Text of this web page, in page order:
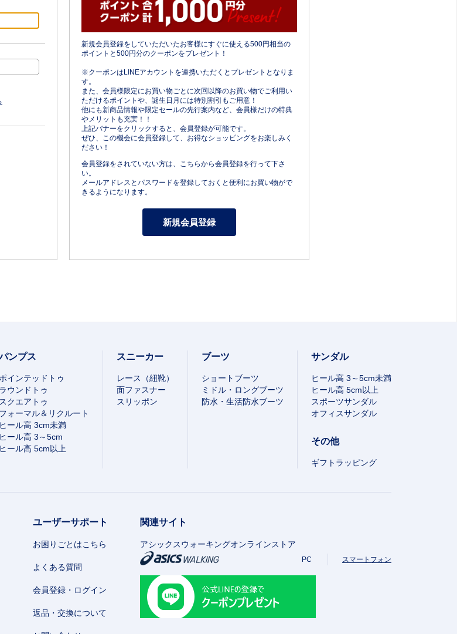
新規会員登録をしていただいたお客様にすぐに使える500円相当の
ポイントと500円分のクーポンをプレゼント！
※クーポンはLINEアカウントを連携いただくとプレゼントとなりま
す。
また、会員様限定にお買い物ごとに次回以降のお買い物でご利用い
ただけるポイントや、誕生日月には特別割引もご用意！
他にも新商品情報や限定セールの先行案内など、会員様だけの特典
やメリットも充実！！
上記バナーをクリックすると、会員登録が可能です。
ぜひ、この機会に会員登録して、お得なショッピングをお楽しみく
ださい！
会員登録をされていない方は、こちらから会員登録を行って下さ
い。
メールアドレスとパスワードを登録しておくと便利にお買い物がで
きるようになります。
ンプス
ポインテッドトゥ
ラウンドトゥ
スクエアトゥ
フォーマル＆リクルート
ヒール高 3cm未満
ヒール高 3～5cm
ヒール高 5cm以上
スニーカー
レース（紐靴）
面ファスナー
スリッポン
ブーツ
ショートブーツ
ミドル・ロングブーツ
防水・生活防水ブーツ
サンダル
ヒール高 3～5cm未満
ヒール高 5cm以上
スポーツサンダル
オフィスサンダル
その他
ギフトラッピング
ユーザーサポート
お困りごとはこちら
よくある質問
会員登録・ログイン
返品・交換について
関連サイト
アシックスウォーキングオンラインストア
PC スマートフォン